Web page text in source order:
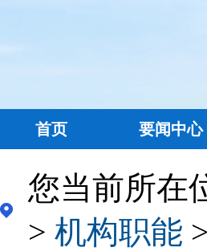
首页 要闻中心
您当前所在
> 机构职能 >